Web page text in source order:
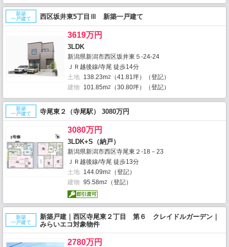
新築
一戸建て
西区坂井東5丁目Ⅲ 新築一戸建て
3619万円
3LDK
新潟県新潟市西区坂井東５-24-24
ＪＲ越後線/寺尾 徒歩14分
土地 138.23m2
（41.81坪）（登記）
建物
101.85m2 （30.80坪）（登記）
新築
一戸建て
寺尾東２（寺尾駅） 3080万円
3080万円
3LDK+S（納戸）
新潟県新潟市西区寺尾東２-18－23
ＪＲ越後線/寺尾 徒歩13分
土地 144.09m2
（登記）
建物 95.58m2 （登記）
新築
一戸建て
新築戸建｜西区寺尾東２丁目 第６ クレイドルガーデン｜
みらいエコ対象物件
2780万円